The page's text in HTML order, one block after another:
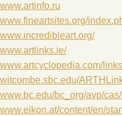
www.artinfo.ru
www.fineartsites.org/
www.incredibleart.org/
www.artlinks.ie/
www.artcyclopedia.com/
witcombe.sbc.edu/
www.bc.edu/bc_org/avp/
www.eikon.at/content/en/